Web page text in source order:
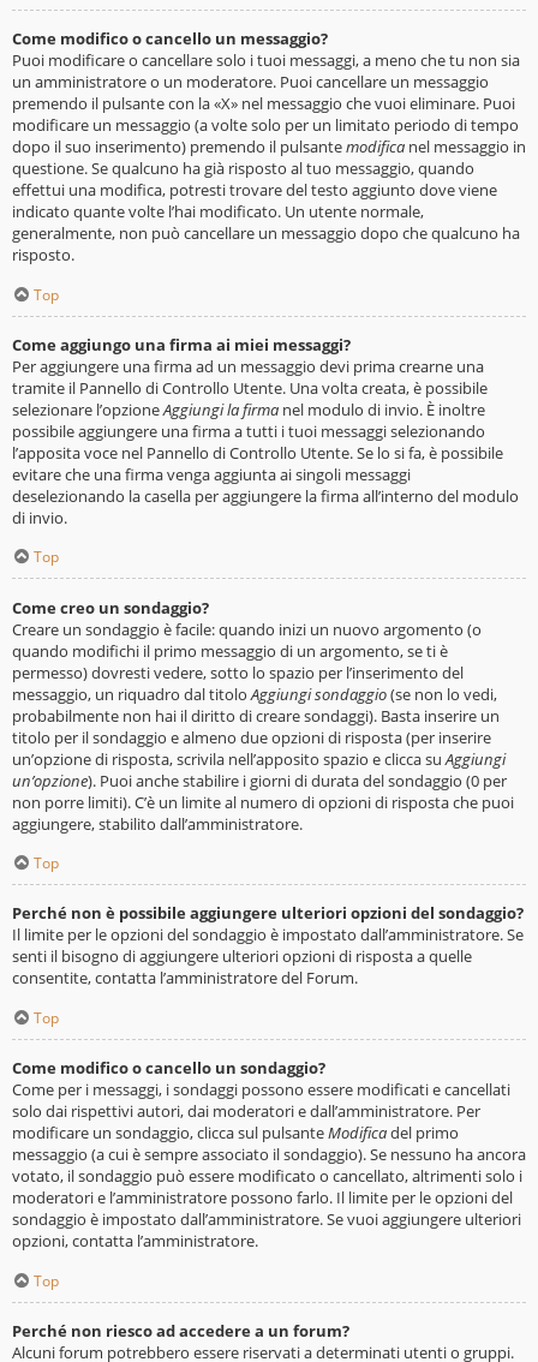
Come modifico o cancello un messaggio?
Puoi modificare o cancellare solo i tuoi messaggi, a meno che tu non sia
un amministratore o un moderatore. Puoi cancellare un messaggio
premendo il pulsante con la «X» nel messaggio che vuoi eliminare. Puoi
modificare un messaggio (a volte solo per un limitato periodo di tempo
dopo il suo inserimento) premendo il pulsantemodifica nel messaggio in
questione. Se qualcuno ha già risposto al tuo messaggio, quando
effettui una modifica, potresti trovare del testo aggiunto dove viene
indicato quante volte l’hai modificato. Un utente normale,
generalmente, non può cancellare un messaggio dopo che qualcuno ha
risposto.
Top
Come aggiungo una firma ai miei messaggi?
Per aggiungere una firma ad un messaggio devi prima crearne una
tramite il Pannello di Controllo Utente. Una volta creata, è possibile
selezionare l’opzioneAggiungi la firma nel modulo di invio. È inoltre
possibile aggiungere una firma a tutti i tuoi messaggi selezionando
l’apposita voce nel Pannello di Controllo Utente. Se lo si fa, è possibile
evitare che una firma venga aggiunta ai singoli messaggi
deselezionando la casella per aggiungere la firma all’interno del modulo
di invio.
Top
Come creo un sondaggio?
Creare un sondaggio è facile: quando inizi un nuovo argomento (o
quando modifichi il primo messaggio di un argomento, se ti è
permesso) dovresti vedere, sotto lo spazio per l’inserimento del
messaggio, un riquadro dal titolo Aggiungi sondaggio(se non lo vedi,
probabilmente non hai il diritto di creare sondaggi). Basta inserire un
titolo per il sondaggio e almeno due opzioni di risposta (per inserire
un’opzione di risposta, scrivila nell’apposito spazio e clicca su Aggiungi
un’opzione). Puoi anche stabilire i giorni di durata del sondaggio (0 per
non porre limiti). C’è un limite al numero di opzioni di risposta che puoi
aggiungere, stabilito dall’amministratore.
Top
Perché non è possibile aggiungere ulteriori opzioni del sondaggio?
Il limite per le opzioni del sondaggio è impostato dall’amministratore. Se
senti il bisogno di aggiungere ulteriori opzioni di risposta a quelle
consentite, contatta l’amministratore del Forum.
Top
Come modifico o cancello un sondaggio?
Come per i messaggi, i sondaggi possono essere modificati e cancellati
solo dai rispettivi autori, dai moderatori e dall’amministratore. Per
modificare un sondaggio, clicca sul pulsanteModificadel primo
messaggio (a cui è sempre associato il sondaggio). Se nessuno ha ancora
votato, il sondaggio può essere modificato o cancellato, altrimenti solo i
moderatori e l’amministratore possono farlo. Il limite per le opzioni del
sondaggio è impostato dall’amministratore. Se vuoi aggiungere ulteriori
opzioni, contatta l’amministratore.
Top
Perché non riesco ad accedere a un forum?
Alcuni forum potrebbero essere riservati a determinati utenti o gruppi.